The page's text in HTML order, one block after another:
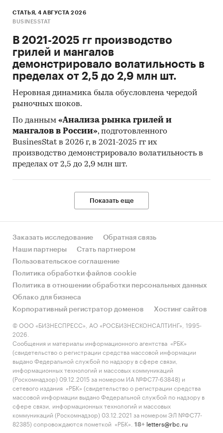
СТАТЬЯ, 4 АВГУСТА 2026
BUSINESSTAT
В 2021-2025 гг производство
грилей и мангалов
демонстрировало волатильность в
пределах от 2,5 до 2,9 млн шт.
Неровная динамика была обусловлена чередой
рыночных шоков.
По данным «Анализа рынка грилей и
мангалов в России», подготовленного
BusinesStat в 2026 г, в 2021-2025 гг их
производство демонстрировало волатильность в
пределах от 2,5 до 2,9 млн шт.
Показать еще
Заказать исследование
Обратная связь
Наши партнеры
Стать партнером
Пользовательское соглашение
Политика обработки файлов cookie
Политика в отношении обработки персональных данных
Облако для бизнеса
Корпоративный регистратор доменов
Хостинг сайтов
© ООО «БИЗНЕСПРЕСС», АО «РОСБИЗНЕСКОНСАЛТИНГ», 1995-
2026.
Сообщения и материалы информационного агентства «РБК»
(свидетельство о регистрации средства массовой информации
выдано Федеральной службой по надзору в сфере связи,
информационных технологий и массовых коммуникаций
(Роскомнадзор) 09.12.2015 за номером ИА №ФС77-63848) и
сетевого издания «РБК» (свидетельство о регистрации средства
массовой информации выдано Федеральной службой по надзору в
сфере связи, информационных технологий и массовых
коммуникаций (Роскомнадзор) 03.12.2021 за номером ЭЛ №ФС77-
82385) сопровождаются пометкой «РБК».
18+ letters@rbc.ru